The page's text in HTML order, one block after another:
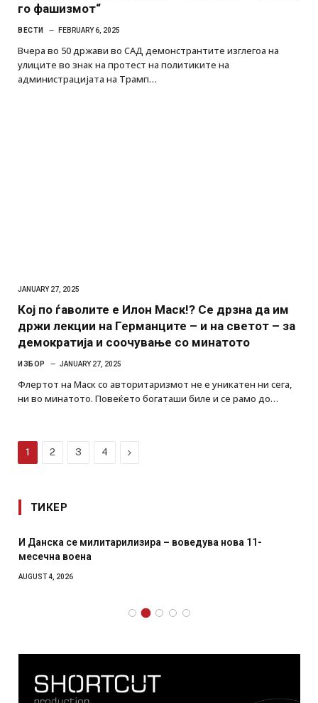
го фашизмот“
ВЕСТИ FEBRUARY 6, 2025
Вчера во 50 држави во САД демонстрантите изглегоа на
улиците во знак на протест на политиките на
администрацијата на Трамп…
JANUARY 27, 2025
Кој по ѓаволите е Илон Маск!? Се дрзна да им
држи лекции на Германците – и на светот – за
демократија и соочување со минатото
ИЗБОР JANUARY 27, 2025
Флертот на Маск со авторитаризмот не е уникатен ни сега,
ни во минатото. Повеќето богаташи биле и се рамо до…
1 2 3 4 Next
ТИКЕР
И Данска се милитарилизира – воведува нова 11-
месечна воена
AUGUST 4, 2026